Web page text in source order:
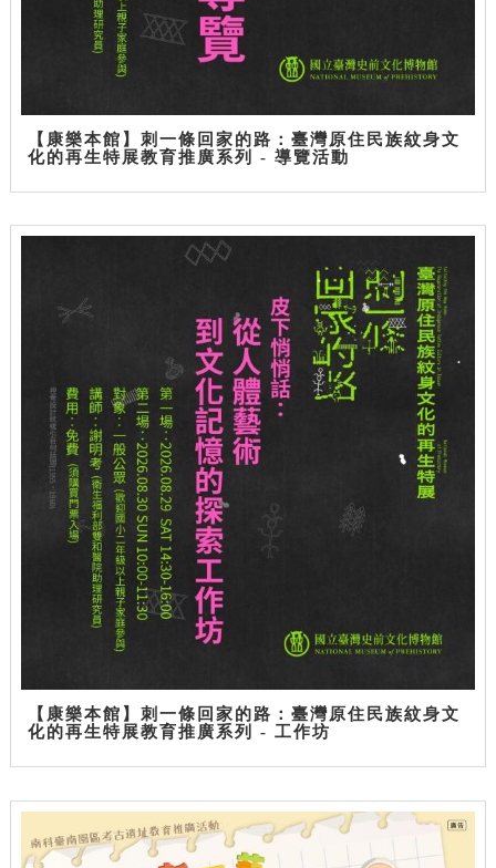
【康樂本館】刺一條回家的路：臺灣原住民族紋身文
化的再生特展教育推廣系列 - 導覽活動
【康樂本館】刺一條回家的路：臺灣原住民族紋身文
化的再生特展教育推廣系列 - 工作坊